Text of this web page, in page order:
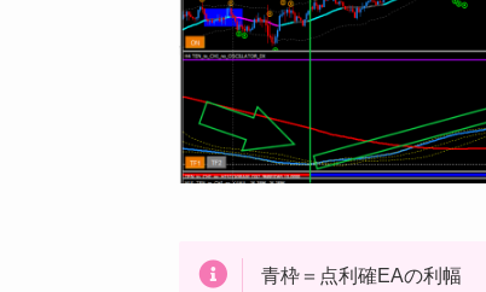
青枠＝点利確EAの利幅